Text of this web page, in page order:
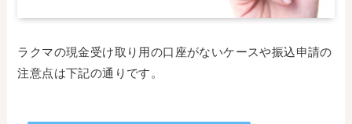
ラクマの現金受け取り用の口座がないケースや振込申請の
注意点は下記の通りです。